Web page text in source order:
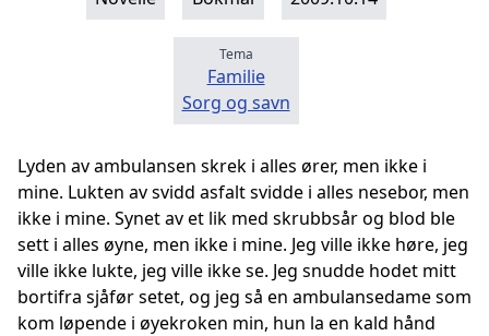
Tema
Familie
Sorg og savn
Lyden av ambulansen skrek i alles ører, men ikke i
mine. Lukten av svidd asfalt svidde i alles nesebor, men
ikke i mine. Synet av et lik med skrubbsår og blod ble
sett i alles øyne, men ikke i mine. Jeg ville ikke høre, jeg
ville ikke lukte, jeg ville ikke se. Jeg snudde hodet mitt
bortifra sjåfør setet, og jeg så en ambulansedame som
kom løpende i øyekroken min, hun la en kald hånd